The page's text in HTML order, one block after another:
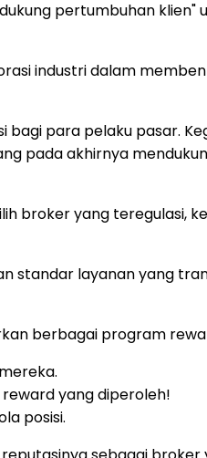
pertumbuhan klien"
industri dalam
bagi para pelaku pasar.
pada akhirnya
broker yang teregulasi,
standar layanan yang
berbagai program
yang diperoleh!
posisi.